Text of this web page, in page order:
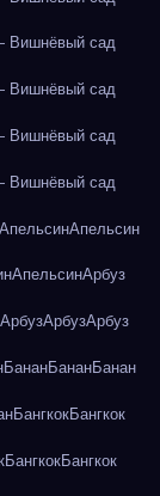
Вишнёвый сад
Вишнёвый сад
Вишнёвый сад
Вишнёвый сад
Апельсин
АпельсинАрбуз
АрбузАрбузАрбуз
БананБананБанан
БангкокБангкок
БангкокБангкок